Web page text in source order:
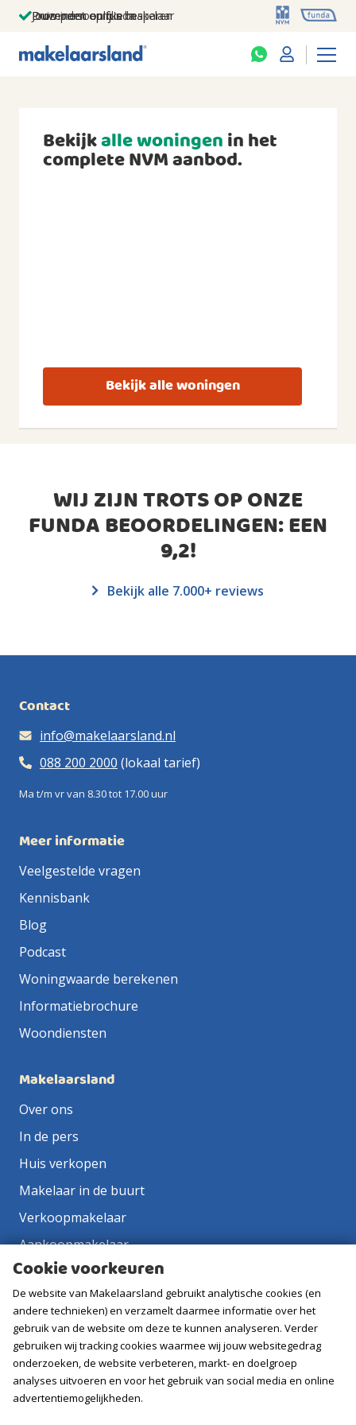
Jouw persoonlijke makelaar
Duizenden euro's besparen
Prominent op funda
Bekijkalle woningenin het
complete NVM aanbod.
Bekijk alle woningen
WIJ ZIJN TROTS OP ONZE
FUNDA BEOORDELINGEN: EEN
9,2!
Bekijk alle 7.000+ reviews
Contact
info@makelaarsland.nl
088 200 2000 (lokaal tarief)
Ma t/m vr van 8.30 tot 17.00 uur
Meer informatie
Veelgestelde vragen
Kennisbank
Blog
Podcast
Woningwaarde berekenen
Informatiebrochure
Woondiensten
Makelaarsland
Over ons
In de pers
Huis verkopen
Makelaar in de buurt
Verkoopmakelaar
Aankoopmakelaar
Contact
Vacatures
Volg ons
Cookie voorkeuren
De website van Makelaarsland gebruikt analytische cookies (en
andere technieken) en verzamelt daarmee informatie over het
gebruik van de website om deze te kunnen analyseren. Verder
gebruiken wij tracking cookies waarmee wij jouw websitegedrag
onderzoeken, de website verbeteren, markt- en doelgroep
analyses uitvoeren en voor het gebruik van social media en online
advertentiemogelijkheden.